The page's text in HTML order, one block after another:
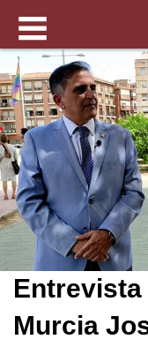
Entrevista
Murcia